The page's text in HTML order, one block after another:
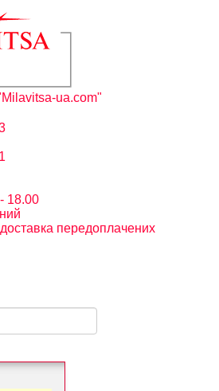
ua.com"
18.00
передоплачених